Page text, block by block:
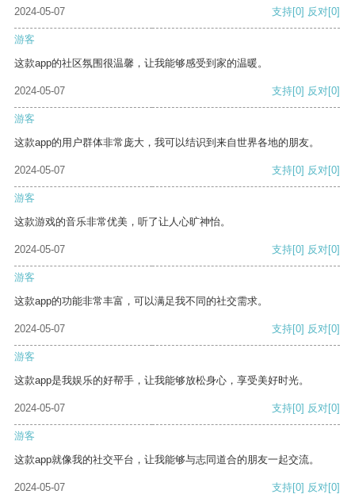
2024-05-07 支持[0] 反对[0]
游客
这款app的社区氛围很温馨，让我能够感受到家的温暖。
2024-05-07 支持[0] 反对[0]
游客
这款app的用户群体非常庞大，我可以结识到来自世界各地的朋友。
2024-05-07 支持[0] 反对[0]
游客
这款游戏的音乐非常优美，听了让人心旷神怡。
2024-05-07 支持[0] 反对[0]
游客
这款app的功能非常丰富，可以满足我不同的社交需求。
2024-05-07 支持[0] 反对[0]
游客
这款app是我娱乐的好帮手，让我能够放松身心，享受美好时光。
2024-05-07 支持[0] 反对[0]
游客
这款app就像我的社交平台，让我能够与志同道合的朋友一起交流。
2024-05-07 支持[0] 反对[0]